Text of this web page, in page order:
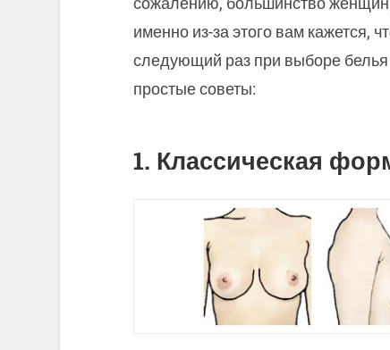
именно из-за этого вам кажется,
следующий раз при выборе
простые советы:
1. Классическая